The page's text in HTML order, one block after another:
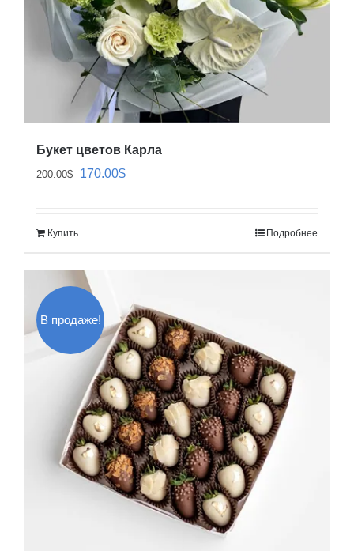
Букет цветов Карла
200.00$
Первоначальная
170.00$Текущая
Купить Подробнее
В продаже!